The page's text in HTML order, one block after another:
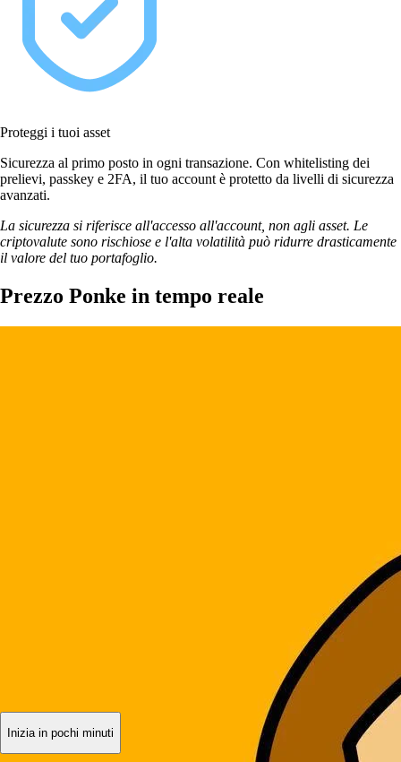
Proteggi i tuoi asset
Sicurezza al primo posto in ogni transazione. Con whitelisting dei
prelievi, passkey e 2FA, il tuo account è protetto da livelli di sicurezza
avanzati.
La sicurezza si riferisce all'accesso all'account, non agli asset. Le
criptovalute sono rischiose e l'alta volatilità può ridurre drasticamente
il valore del tuo portafoglio.
Prezzo Ponke in tempo reale
Inizia in pochi minuti